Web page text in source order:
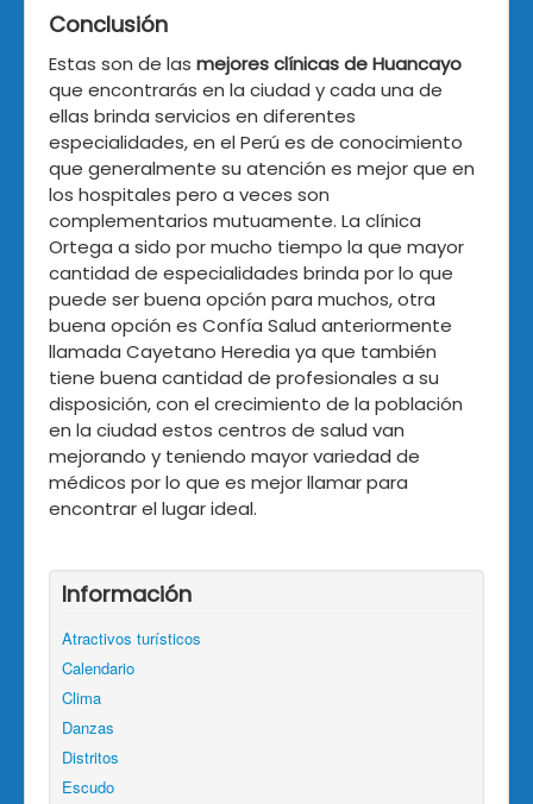
Conclusión
Estas son de las mejores clínicas de Huancayo
que encontrarás en la ciudad y cada una de
ellas brinda servicios en diferentes
especialidades, en el Perú es de conocimiento
que generalmente su atención es mejor que en
los hospitales pero a veces son
complementarios mutuamente. La clínica
Ortega a sido por mucho tiempo la que mayor
cantidad de especialidades brinda por lo que
puede ser buena opción para muchos, otra
buena opción es Confía Salud anteriormente
llamada Cayetano Heredia ya que también
tiene buena cantidad de profesionales a su
disposición, con el crecimiento de la población
en la ciudad estos centros de salud van
mejorando y teniendo mayor variedad de
médicos por lo que es mejor llamar para
encontrar el lugar ideal.
Información
Atractivos turísticos
Calendario
Clima
Danzas
Distritos
Escudo